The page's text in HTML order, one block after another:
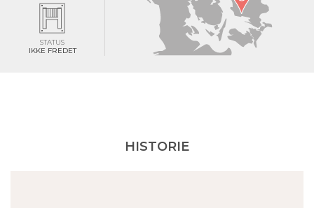
STATUS
IKKE FREDET
HISTORIE